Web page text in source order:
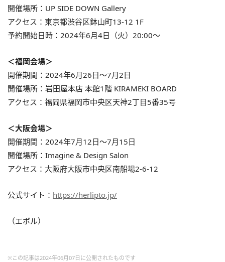
開催場所：UP SIDE DOWN Gallery
アクセス：東京都渋谷区鉢山町13-12 1F
予約開始日時：2024年6月4日（火）20:00〜
＜福岡会場＞
開催期間：2024年6月26日〜7月2日
開催場所：岩田屋本店 本館1階 KIRAMEKI BOARD
アクセス：福岡県福岡市中央区天神2丁目5番35号
＜大阪会場＞
開催期間：2024年7月12日〜7月15日
開催場所：Imagine & Design Salon
アクセス：大阪府大阪市中央区南船場2-6-12
公式サイト： https://herlipto.jp/
（エボル）
※この記事は2024年06月07日に公開されたものです